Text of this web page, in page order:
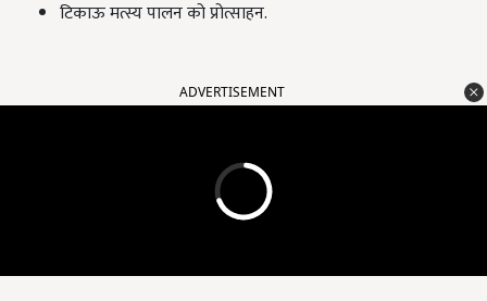
टिकाऊ मत्स्य पालन को प्रोत्साहन.
ADVERTISEMENT